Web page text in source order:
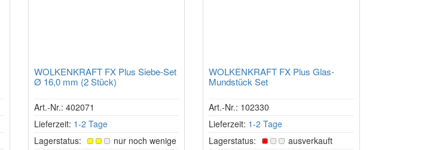
WOLKENKRAFT FX Plus Siebe-Set
Ø 16,0 mm (2 Stück)
Art.-Nr.: 402071
Lieferzeit: 1-2 Tage
Lagerstatus:
nur noch wenige
WOLKENKRAFT FX Plus Glas-
Mundstück Set
Art.-Nr.: 102330
Lieferzeit: 1-2 Tage
Lagerstatus:
ausverkauft